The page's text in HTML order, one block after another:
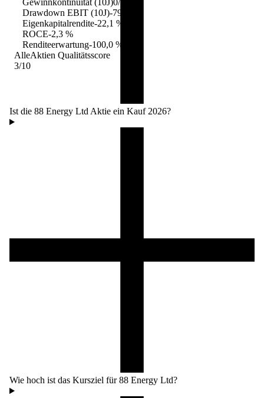
Gewinnkontinuität (10J)0/10
Drawdown EBIT (10J)-79,4 %
Eigenkapitalrendite-22,1 %
ROCE-2,3 %
Renditeerwartung-100,0 %
AlleAktien Qualitätsscore
3/10
Ist die 88 Energy Ltd Aktie ein Kauf 2026?
Wie hoch ist das Kursziel für 88 Energy Ltd?